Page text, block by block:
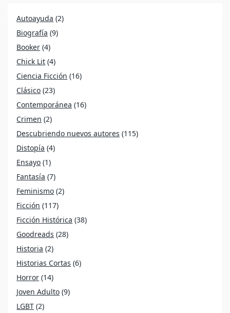
Autoayuda (2)
Biografía (9)
Booker (4)
Chick Lit (4)
Ciencia Ficción (16)
Clásico (23)
Contemporánea (16)
Crimen (2)
Descubriendo nuevos autores (115)
Distopía (4)
Ensayo (1)
Fantasía (7)
Feminismo (2)
Ficción (117)
Ficción Histórica (38)
Goodreads (28)
Historia (2)
Historias Cortas (6)
Horror (14)
Joven Adulto (9)
LGBT (2)